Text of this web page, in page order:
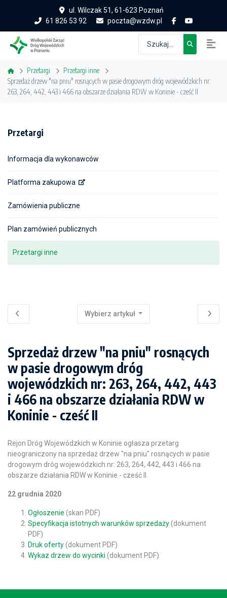
ul. Wilczak 51, 61-623 Poznań
61 826 53 92
poczta@wzdw.pl
Przetargi
Przetargi inne
Sprzedaż drzew "na pniu" rosnących w pasie drogowym dróg wojewódzkich nr:
263, 264, 442, 443 i 466 na obszarze działania RDW w Koninie - cześć II
Przetargi
Informacja dla wykonawców
Platforma zakupowa
Zamówienia publiczne
Plan zamówień publicznych
Przetargi inne
Wybierz artykuł
Sprzedaż drzew "na pniu" rosnących
w pasie drogowym dróg
wojewódzkich nr: 263, 264, 442, 443
i 466 na obszarze działania RDW w
Koninie - cześć II
Rejon Dróg Wojewódzkich w Koninie ogłasza przetarg
nieograniczony na sprzedaż drzew "na pniu" rosnących w pasie
drogowym dróg wojewódzkich nr: 263, 264, 442, 443 i 466 na
obszarze działania RDW w Koninie - cześć II.
22 grudnia 2020
Ogłoszenie (skan PDF)
Specyfikacja istotnych warunków sprzedaży(dokument
PDF)
Druk oferty(dokument PDF)
Wykaz drzew do wycinki (dokument PDF)